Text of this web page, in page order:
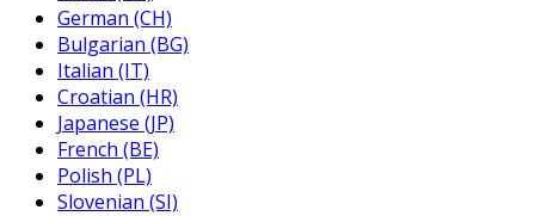
German (CH)
Bulgarian (BG)
Italian (IT)
Croatian (HR)
Japanese (JP)
French (BE)
Polish (PL)
Slovenian (SI)